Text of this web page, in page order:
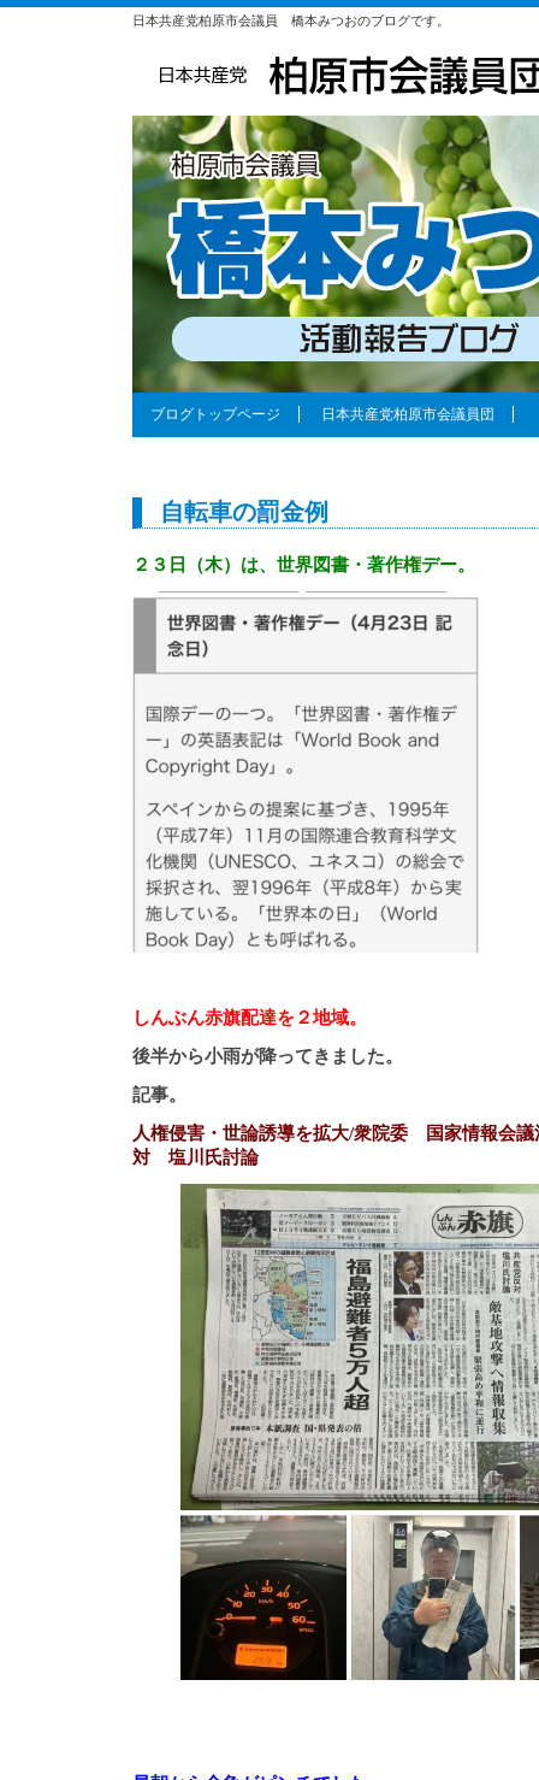
日本共産党柏原市会議員 橋本みつおのブログです。
ブログトップページ 日本共産党柏原市会議員団
自転車の罰金例
２３日（木）は、世界図書・著作権デー。
しんぶん赤旗配達を２地域。
後半から小雨が降ってきました。
記事。
人権侵害・世論誘導を拡大/衆院委 国家情報会議
対 塩川氏討論